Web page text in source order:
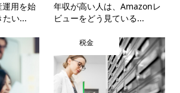
運用を始
たい...
年収が高い人は、Amazonレ
ビューをどう見ている...
税金